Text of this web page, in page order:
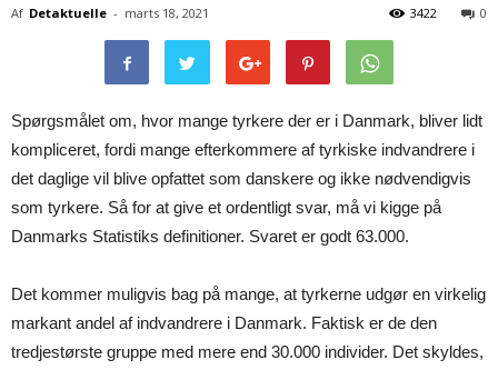
Af Detaktuelle - marts 18, 2021 0
3422
Spørgsmålet om, hvor mange tyrkere der er i Danmark, bliver lidt
kompliceret, fordi mange efterkommere af tyrkiske indvandrere i
det daglige vil blive opfattet som danskere og ikke nødvendigvis
som tyrkere. Så for at give et ordentligt svar, må vi kigge på
Danmarks Statistiks definitioner. Svaret er godt 63.000.
Det kommer muligvis bag på mange, at tyrkerne udgør en virkelig
markant andel af indvandrere i Danmark. Faktisk er de den
tredjestørste gruppe med mere end 30.000 individer. Det skyldes,